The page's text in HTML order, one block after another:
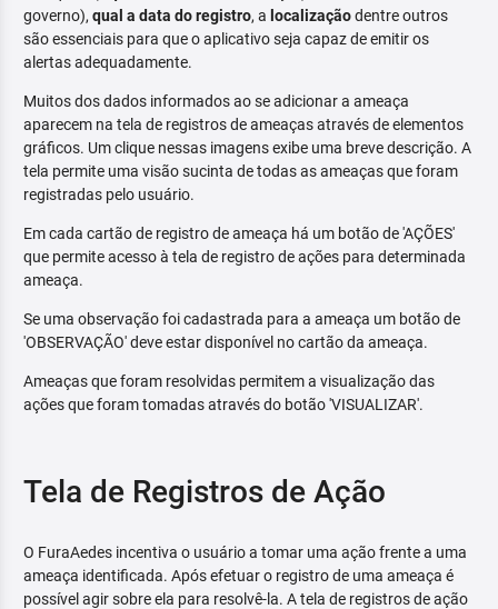
governo), qual a data do registro, a localizaçãodentre outros
são essenciais para que o aplicativo seja capaz de emitir os
alertas adequadamente.
Muitos dos dados informados ao se adicionar a ameaça
aparecem na tela de registros de ameaças através de elementos
gráficos. Um clique nessas imagens exibe uma breve descrição. A
tela permite uma visão sucinta de todas as ameaças que foram
registradas pelo usuário.
Em cada cartão de registro de ameaça há um botão de 'AÇÕES'
que permite acesso à tela de registro de ações para determinada
ameaça.
Se uma observação foi cadastrada para a ameaça um botão de
'OBSERVAÇÃO' deve estar disponível no cartão da ameaça.
Ameaças que foram resolvidas permitem a visualização das
ações que foram tomadas através do botão 'VISUALIZAR'.
Tela de Registros de Ação
O FuraAedes incentiva o usuário a tomar uma ação frente a uma
ameaça identificada. Após efetuar o registro de uma ameaça é
possível agir sobre ela para resolvê-la. A tela de registros de ação